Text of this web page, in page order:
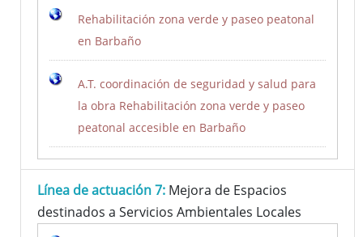
Rehabilitación zona verde y paseo peatonal
en Barbaño
A.T. coordinación de seguridad y salud para
la obra Rehabilitación zona verde y paseo
peatonal accesible en Barbaño
Línea de actuación 7: Mejora de Espacios
destinados a Servicios Ambientales Locales